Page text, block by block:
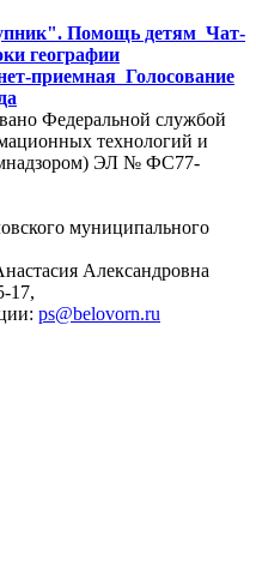
Помощь детям Чат-
географии
приемная Голосование
Федеральной службой
технологий и
ЭЛ № ФС77-
муниципального
Александровна
17,
ps@belovorn.ru